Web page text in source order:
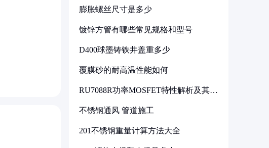
膨胀螺丝尺寸是多少
镀锌方管有哪些常见规格和型号
D400球墨铸铁井盖重多少
覆膜砂的耐高温性能如何
RU7088R功率MOSFET特性解析及其在
不锈钢通风 管道施工
201不锈钢重量计算方法大全